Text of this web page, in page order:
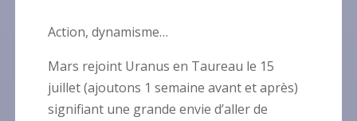
Action, dynamisme…
Mars rejoint Uranus en Taureau le 15
juillet (ajoutons 1 semaine avant et après)
signifiant une grande envie d’aller de